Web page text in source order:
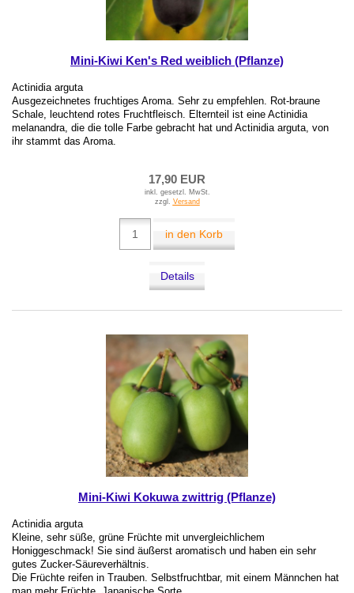
Mini-Kiwi Ken's Red weiblich (Pflanze)
Actinidia arguta
Ausgezeichnetes fruchtiges Aroma. Sehr zu empfehlen. Rot-braune
Schale, leuchtend rotes Fruchtfleisch. Elternteil ist eine Actinidia
melanandra, die die tolle Farbe gebracht hat und Actinidia arguta, von
ihr stammt das Aroma.
17,90 EUR
inkl. gesetzl. MwSt.
zzgl. Versand
in den Korb
Details
Mini-Kiwi Kokuwa zwittrig (Pflanze)
Actinidia arguta
Kleine, sehr süße, grüne Früchte mit unvergleichlichem
Honiggeschmack! Sie sind äußerst aromatisch und haben ein sehr
gutes Zucker-Säureverhältnis.
Die Früchte reifen in Trauben. Selbstfruchtbar, mit einem Männchen hat